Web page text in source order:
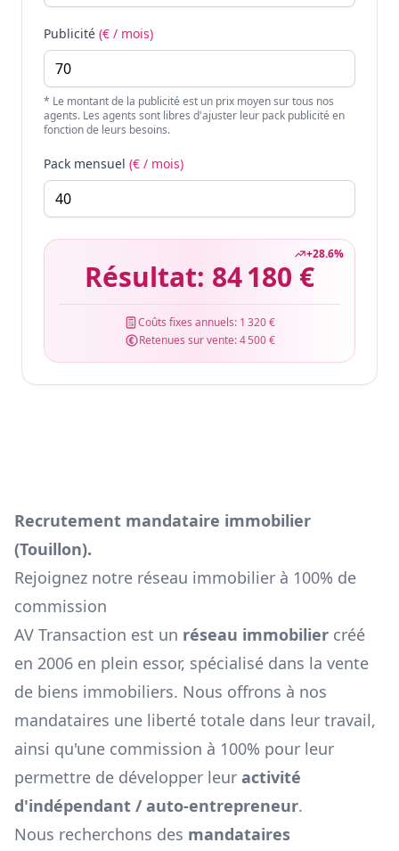
Publicité (€ / mois)
* Le montant de la publicité est un prix moyen sur tous nos
agents. Les agents sont libres d'ajuster leur pack publicité en
fonction de leurs besoins.
Pack mensuel (€ / mois)
+28.6%
Résultat: 84 180 €
Coûts fixes annuels: 1 320 €
Retenues sur vente:4 500 €
Recrutement mandataire immobilier
(Touillon).
Rejoignez notre réseau immobilier à 100% de
commission
AV Transaction est un réseau immobilier créé
en 2006 en plein essor, spécialisé dans la vente
de biens immobiliers. Nous offrons à nos
mandataires une liberté totale dans leur travail,
ainsi qu'une commission à 100% pour leur
permettre de développer leur activité
d'indépendant / auto-entrepreneur.
Nous recherchons des mandataires